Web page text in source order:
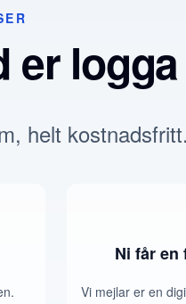
er logga
helt kostnadsfritt.
Ni får
Vi mejlar er en